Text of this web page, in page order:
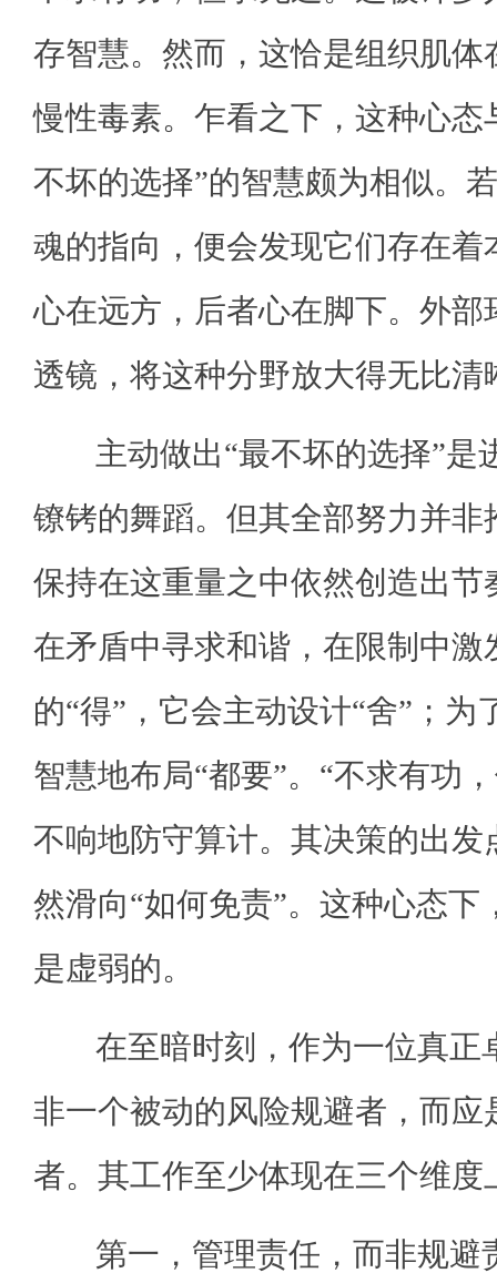
存智慧。然而，这恰是组织肌体
慢性毒素。乍看之下，这种心态
不坏的选择”的智慧颇为相似。
魂的指向，便会发现它们存在
心在远方，后者心在脚下。外部
透镜，将这种分野放大得无比清
主动做出“最不坏的选择”是
镣铐的舞蹈。但其全部努力并非
保持在这重量之中依然创造出节
在矛盾中寻求和谐，在限制中激
的“得”，它会主动设计“舍”；为
智慧地布局“都要”。“不求有功
不响地防守算计。其决策的出发
然滑向“如何免责”。这种心态下
是虚弱的。
在至暗时刻，作为一位真正
非一个被动的风险规避者，而应
者。其工作至少体现在三个维度
第一，管理责任，而非规避